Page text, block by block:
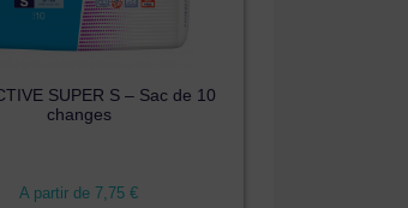
SUPER S – Sac de 10
changes
A partir de 7,75€